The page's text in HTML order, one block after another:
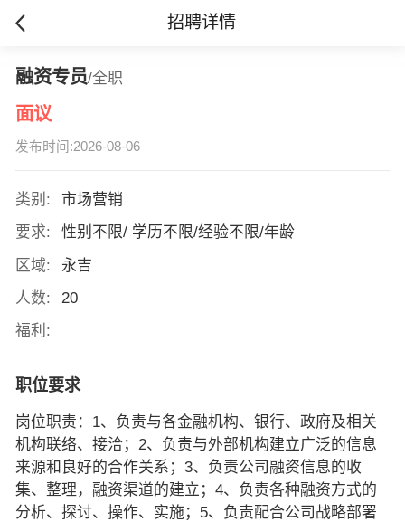
招聘详情
融资专员/全职
面议
发布时间:2026-08-06
类别:
市场营销
要求:
性别不限/ 学历不限/经验不限/年龄
区域:
永吉
人数:
20
福利:
职位要求
岗位职责：1、负责与各金融机构、银行、政府及相关
机构联络、接洽；2、负责与外部机构建立广泛的信息
来源和良好的合作关系；3、负责公司融资信息的收
集、整理，融资渠道的建立；4、负责各种融资方式的
分析、探讨、操作、实施；5、负责配合公司战略部署